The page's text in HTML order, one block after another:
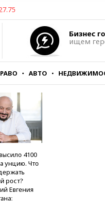
Бизнес
ищем
АВТО
4100
унцию. Что
рост?
Евгения